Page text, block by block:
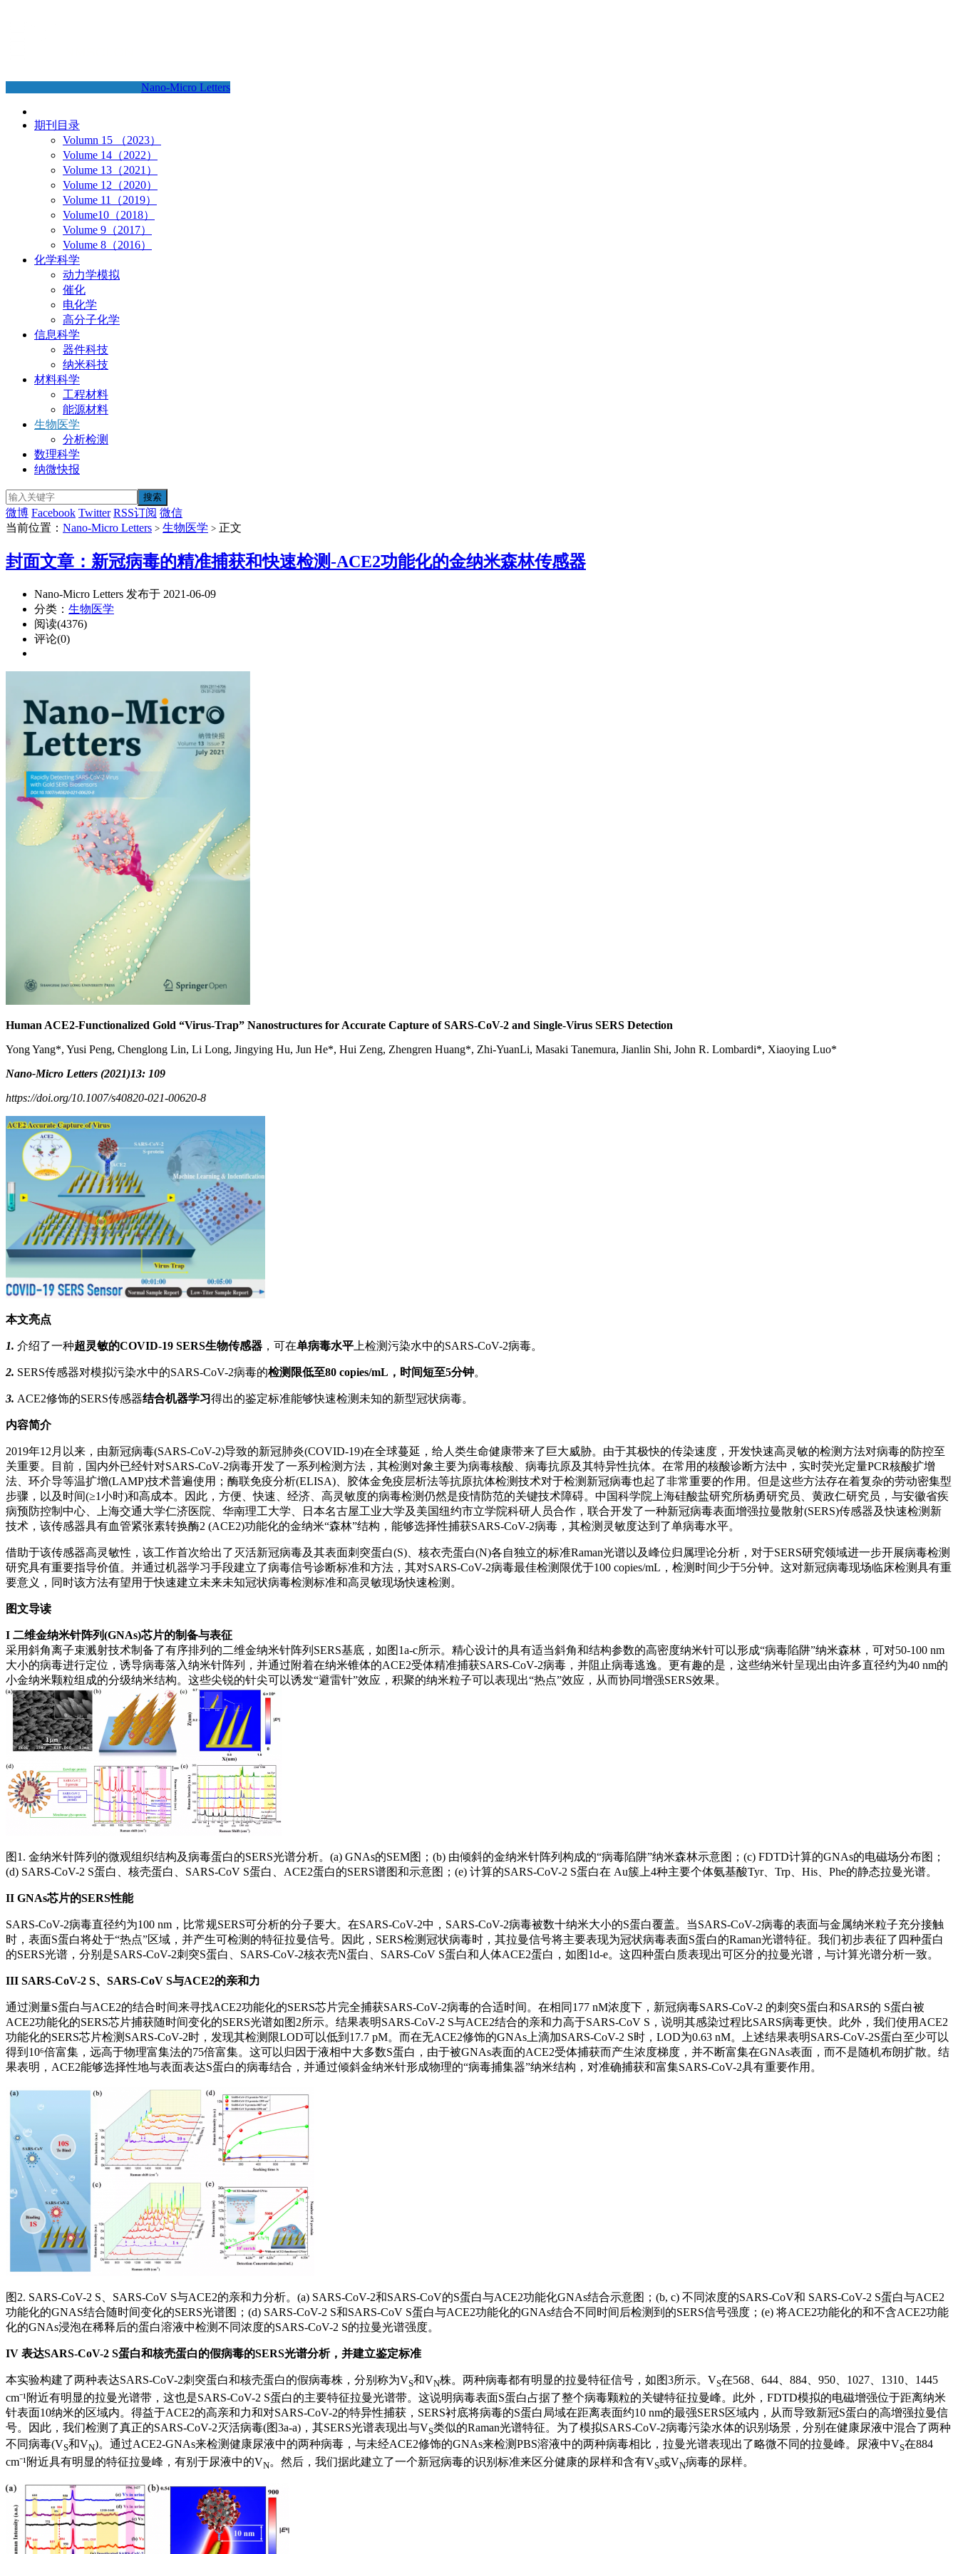
Nano-Micro Letters
期刊目录
Volumn 15 （2023）
Volume 14（2022）
Volume 13（2021）
Volume 12（2020）
Volume 11（2019）
Volume10（2018）
Volume 9（2017）
Volume 8（2016）
化学科学
动力学模拟
催化
电化学
高分子化学
信息科学
器件科技
纳米科技
材料科学
工程材料
能源材料
生物医学
分析检测
数理科学
纳微快报
微博 Facebook Twitter RSS订阅 微信
当前位置： Nano-Micro Letters > 生物医学 > 正文
封面文章：新冠病毒的精准捕获和快速检测-ACE2功能化的金纳米森林传感器
Nano-Micro Letters 发布于 2021-06-09
分类： 生物医学
阅读(4376)
评论(0)
Human ACE2-Functionalized Gold “Virus-Trap” Nanostructures for Accurate Capture of SARS-CoV-2 and Single-Virus SERS Detection
Yong Yang*, Yusi Peng, Chenglong Lin, Li Long, Jingying Hu, Jun He*, Hui Zeng, Zhengren Huang*, Zhi-YuanLi, Masaki Tanemura, Jianlin Shi, John R. Lombardi*, Xiaoying Luo*
Nano-Micro Letters (2021)13: 109
https://doi.org/10.1007/s40820‑021‑00620‑8
本文亮点
1. 介绍了一种超灵敏的COVID-19 SERS生物传感器 ，可在单病毒水平 上检测污染水中的SARS-CoV-2病毒。
2. SERS传感器对模拟污染水中的SARS-CoV-2病毒的检测限低至80 copies/mL，时间短至5分钟。
3. ACE2修饰的SERS传感器结合机器学习得出的鉴定标准能够快速检测未知的新型冠状病毒。
内容简介
2019年12月以来，由新冠病毒(SARS-CoV-2)导致的新冠肺炎(COVID-19)在全球蔓延，给人类生命健康带来了巨大威胁。由于其极快的传染速度，开发快速高灵敏的检测方法对病毒的防控至
关重要。目前，国内外已经针对SARS-CoV-2病毒开发了一系列检测方法，其检测对象主要为病毒核酸、病毒抗原及其特异性抗体。在常用的核酸诊断方法中，实时荧光定量PCR核酸扩增
法、环介导等温扩增(LAMP)技术普遍使用；酶联免疫分析(ELISA)、胶体金免疫层析法等抗原抗体检测技术对于检测新冠病毒也起了非常重要的作用。但是这些方法存在着复杂的劳动密集型
步骤，以及时间(≥1小时)和高成本。因此，方便、快速、经济、高灵敏度的病毒检测仍然是疫情防范的关键技术障碍。中国科学院上海硅酸盐研究所杨勇研究员、黄政仁研究员，与安徽省疾
病预防控制中心、上海交通大学仁济医院、华南理工大学、日本名古屋工业大学及美国纽约市立学院科研人员合作，联合开发了一种新冠病毒表面增强拉曼散射(SERS)传感器及快速检测新
技术，该传感器具有血管紧张素转换酶2 (ACE2)功能化的金纳米“森林”结构，能够选择性捕获SARS-CoV-2病毒，其检测灵敏度达到了单病毒水平。
借助于该传感器高灵敏性，该工作首次给出了灭活新冠病毒及其表面刺突蛋白(S)、核衣壳蛋白(N)各自独立的标准Raman光谱以及峰位归属理论分析，对于SERS研究领域进一步开展病毒检测
研究具有重要指导价值。并通过机器学习手段建立了病毒信号诊断标准和方法，其对SARS-CoV-2病毒最佳检测限优于100 copies/mL，检测时间少于5分钟。这对新冠病毒现场临床检测具有重
要意义，同时该方法有望用于快速建立未来未知冠状病毒检测标准和高灵敏现场快速检测。
图文导读
I 二维金纳米针阵列(GNAs)芯片的制备与表征
采用斜角离子束溅射技术制备了有序排列的二维金纳米针阵列SERS基底，如图1a-c所示。精心设计的具有适当斜角和结构参数的高密度纳米针可以形成“病毒陷阱”纳米森林，可对50-100 nm
大小的病毒进行定位，诱导病毒落入纳米针阵列，并通过附着在纳米锥体的ACE2受体精准捕获SARS-CoV-2病毒，并阻止病毒逃逸。更有趣的是，这些纳米针呈现出由许多直径约为40 nm的
小金纳米颗粒组成的分级纳米结构。这些尖锐的针尖可以诱发“避雷针”效应，积聚的纳米粒子可以表现出“热点”效应，从而协同增强SERS效果。
图1. 金纳米针阵列的微观组织结构及病毒蛋白的SERS光谱分析。(a) GNAs的SEM图；(b) 由倾斜的金纳米针阵列构成的“病毒陷阱”纳米森林示意图；(c) FDTD计算的GNAs的电磁场分布图；
(d) SARS-CoV-2 S蛋白、核壳蛋白、SARS-CoV S蛋白、ACE2蛋白的SERS谱图和示意图；(e) 计算的SARS-CoV-2 S蛋白在 Au簇上4种主要个体氨基酸Tyr、Trp、His、Phe的静态拉曼光谱。
II GNAs芯片的SERS性能
SARS-CoV-2病毒直径约为100 nm，比常规SERS可分析的分子要大。在SARS-CoV-2中，SARS-CoV-2病毒被数十纳米大小的S蛋白覆盖。当SARS-CoV-2病毒的表面与金属纳米粒子充分接触
时，表面S蛋白将处于“热点”区域，并产生可检测的特征拉曼信号。因此，SERS检测冠状病毒时，其拉曼信号将主要表现为冠状病毒表面S蛋白的Raman光谱特征。我们初步表征了四种蛋白
的SERS光谱，分别是SARS-CoV-2刺突S蛋白、SARS-CoV-2核衣壳N蛋白、SARS-CoV S蛋白和人体ACE2蛋白，如图1d-e。这四种蛋白质表现出可区分的拉曼光谱，与计算光谱分析一致。
III SARS-CoV-2 S、SARS-CoV S与ACE2的亲和力
通过测量S蛋白与ACE2的结合时间来寻找ACE2功能化的SERS芯片完全捕获SARS-CoV-2病毒的合适时间。在相同177 nM浓度下，新冠病毒SARS-CoV-2 的刺突S蛋白和SARS的 S蛋白被
ACE2功能化的SERS芯片捕获随时间变化的SERS光谱如图2所示。结果表明SARS-CoV-2 S与ACE2结合的亲和力高于SARS-CoV S，说明其感染过程比SARS病毒更快。此外，我们使用ACE2
功能化的SERS芯片检测SARS-CoV-2时，发现其检测限LOD可以低到17.7 pM。而在无ACE2修饰的GNAs上滴加SARS-CoV-2 S时，LOD为0.63 nM。上述结果表明SARS-CoV-2S蛋白至少可以
得到10⁶倍富集，远高于物理富集法的75倍富集。这可以归因于液相中大多数S蛋白，由于被GNAs表面的ACE2受体捕获而产生浓度梯度，并不断富集在GNAs表面，而不是随机布朗扩散。结
果表明，ACE2能够选择性地与表面表达S蛋白的病毒结合，并通过倾斜金纳米针形成物理的“病毒捕集器”纳米结构，对准确捕获和富集SARS-CoV-2具有重要作用。
图2. SARS-CoV-2 S、SARS-CoV S与ACE2的亲和力分析。(a) SARS-CoV-2和SARS-CoV的S蛋白与ACE2功能化GNAs结合示意图；(b, c) 不同浓度的SARS-CoV和 SARS-CoV-2 S蛋白与ACE2
功能化的GNAS结合随时间变化的SERS光谱图；(d) SARS-CoV-2 S和SARS-CoV S蛋白与ACE2功能化的GNAs结合不同时间后检测到的SERS信号强度；(e) 将ACE2功能化的和不含ACE2功能
化的GNAs浸泡在稀释后的蛋白溶液中检测不同浓度的SARS-CoV-2 S的拉曼光谱强度。
IV 表达SARS-CoV-2 S蛋白和核壳蛋白的假病毒的SERS光谱分析，并建立鉴定标准
本实验构建了两种表达SARS-CoV-2刺突蛋白和核壳蛋白的假病毒株，分别称为VS和VN株。两种病毒都有明显的拉曼特征信号，如图3所示。VS在568、644、884、950、1027、1310、1445
cm⁻¹附近有明显的拉曼光谱带，这也是SARS-CoV-2 S蛋白的主要特征拉曼光谱带。这说明病毒表面S蛋白占据了整个病毒颗粒的关键特征拉曼峰。此外，FDTD模拟的电磁增强位于距离纳米
针表面10纳米的区域内。得益于ACE2的高亲和力和对SARS-CoV-2的特异性捕获，SERS衬底将病毒的S蛋白局域在距离表面约10 nm的最强SERS区域内，从而导致新冠S蛋白的高增强拉曼信
号。因此，我们检测了真正的SARS-CoV-2灭活病毒(图3a-a)，其SERS光谱表现出与VS类似的Raman光谱特征。为了模拟SARS-CoV-2病毒污染水体的识别场景，分别在健康尿液中混合了两种
不同病毒(VS和VN)。通过ACE2-GNAs来检测健康尿液中的两种病毒，与未经ACE2修饰的GNAs来检测PBS溶液中的两种病毒相比，拉曼光谱表现出了略微不同的拉曼峰。尿液中VS在884
cm⁻¹附近具有明显的特征拉曼峰，有别于尿液中的VN。然后，我们据此建立了一个新冠病毒的识别标准来区分健康的尿样和含有VS或VN病毒的尿样。